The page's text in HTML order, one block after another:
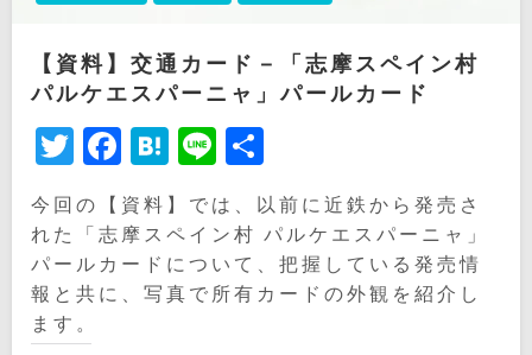
【資料】交通カード－「志摩スペイン村
パルケエスパーニャ」パールカード
Twitter
Facebook
Hatena
Line
今回の【資料】では、以前に近鉄から発売さ
れた「志摩スペイン村 パルケエスパーニャ」
パールカードについて、把握している発売情
報と共に、写真で所有カードの外観を紹介し
ます。